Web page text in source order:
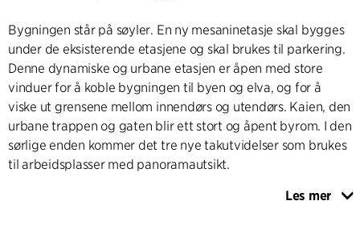
Bygningen står på søyler. En ny mesaninetasje skal bygges
under de eksisterende etasjene og skal brukes til parkering.
Denne dynamiske og urbane etasjen er åpen med store
vinduer for å koble bygningen til byen og elva, og for å
viske ut grensene mellom innendørs og utendørs. Kaien, den
urbane trappen og gaten blir ett stort og åpent byrom. I den
sørlige enden kommer det tre nye takutvidelser som brukes
til arbeidsplasser med panoramautsikt.
En ny trefasade gjør bygningens historie tydelig, og den
Les mer